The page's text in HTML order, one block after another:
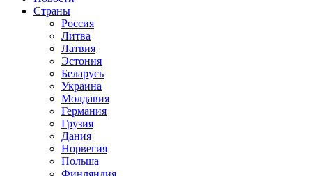
Страны
Россия
Литва
Латвия
Эстония
Беларусь
Украина
Молдавия
Германия
Грузия
Дания
Норвегия
Польша
Финляндия